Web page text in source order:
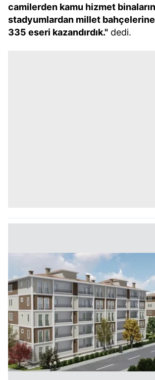
camilerden kamu hizmet
stadyumlardan millet
335 eseri kazandırdık." dedi.